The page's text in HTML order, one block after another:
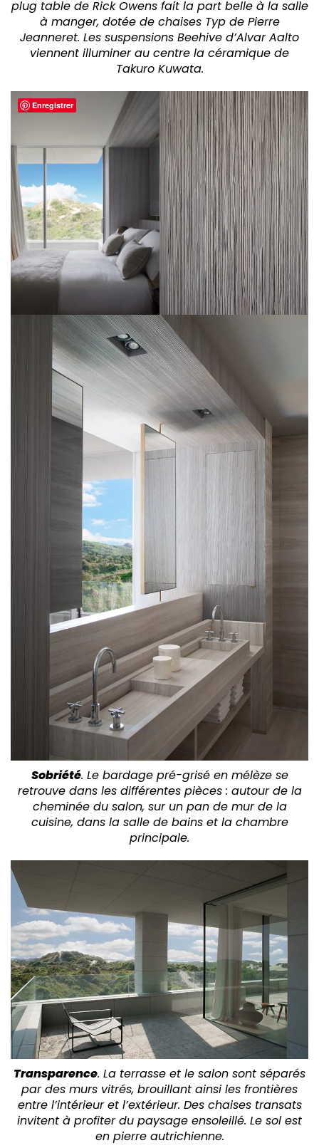
plug table de Rick Owens fait la part belle à la salle
à manger, dotée de chaises Typ de Pierre
Jeanneret. Les suspensions Beehive d’Alvar Aalto
viennent illuminer au centre la céramique de
Takuro Kuwata.
Sobriété. Le bardage pré-grisé en mélèze se
retrouve dans les différentes pièces : autour de la
cheminée du salon, sur un pan de mur de la
cuisine, dans la salle de bains et la chambre
principale.
Transparence. La terrasse et le salon sont séparés
par des murs vitrés, brouillant ainsi les frontières
entre l’intérieur et l’extérieur. Des chaises transats
invitent à profiter du paysage ensoleillé. Le sol est
en pierre autrichienne.
Enregistrer